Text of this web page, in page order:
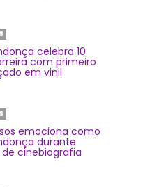
celebra 10
com primeiro
em vinil
emociona como
durante
cinebiografia